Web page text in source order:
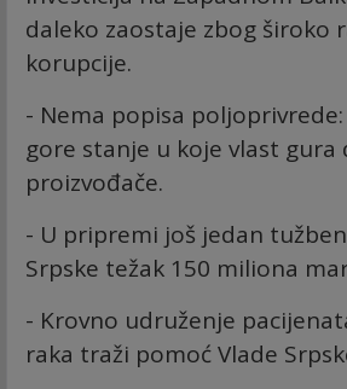
daleko zaostaje zbog široko
korupcije.
- Nema popisa poljoprivrede:
gore stanje u koje vlast gura
proizvođače.
- U pripremi još jedan
Srpske težak 150 miliona
- Krovno udruženje
raka traži pomoć Vlade